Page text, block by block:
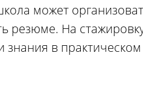
может
резюме. На
в